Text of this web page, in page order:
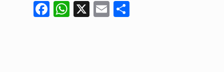
Facebook
WhatsApp
X Email